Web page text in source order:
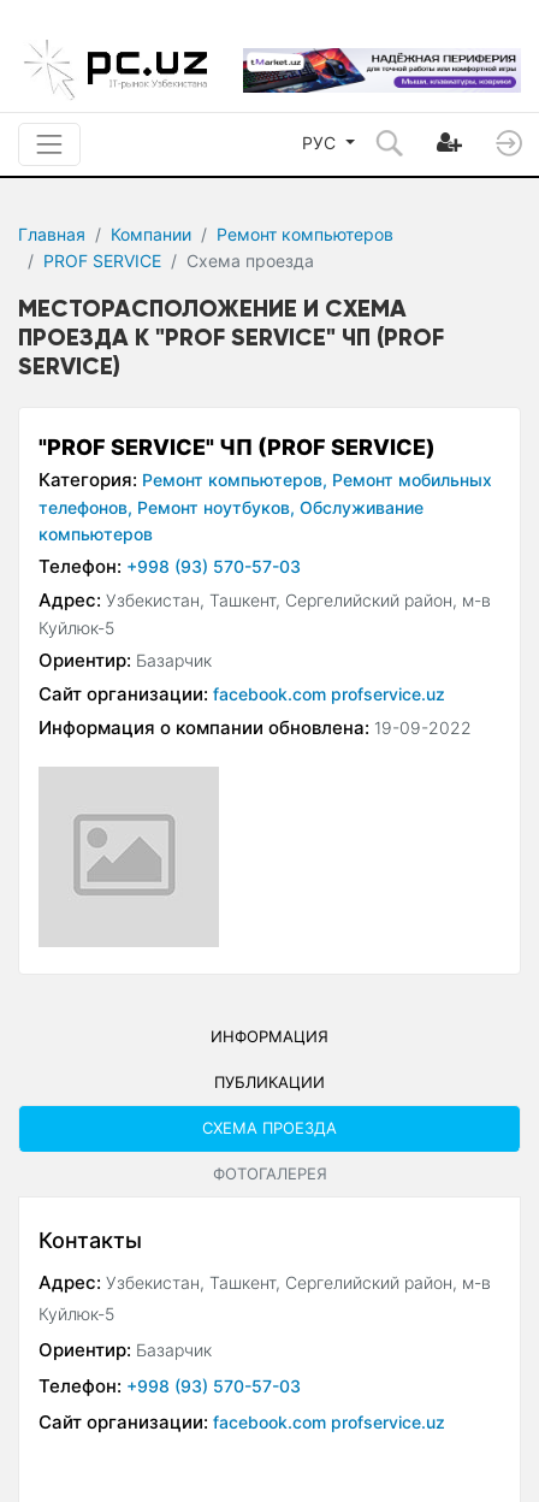
РУС
Главная Компании
Ремонт компьютеров
PROF SERVICE
Схема проезда
МЕСТОРАСПОЛОЖЕНИЕ И СХЕМА
ПРОЕЗДА К "PROF SERVICE" ЧП (PROF
SERVICE)
"PROF SERVICE" ЧП (PROF SERVICE)
Категория: Ремонт компьютеров, Ремонт мобильных
телефонов, Ремонт ноутбуков, Обслуживание
компьютеров
Телефон: +998 (93) 570-57-03
Адрес: Узбекистан, Ташкент, Сергелийский район, м-в
Куйлюк-5
Ориентир: Базарчик
Сайт организации: facebook.com profservice.uz
Информация о компании обновлена: 19-09-2022
ИНФОРМАЦИЯ
ПУБЛИКАЦИИ
СХЕМА ПРОЕЗДА
ФОТОГАЛЕРЕЯ
Контакты
Адрес: Узбекистан, Ташкент, Сергелийский район, м-в
Куйлюк-5
Ориентир: Базарчик
Телефон: +998 (93) 570-57-03
Сайт организации: facebook.com profservice.uz